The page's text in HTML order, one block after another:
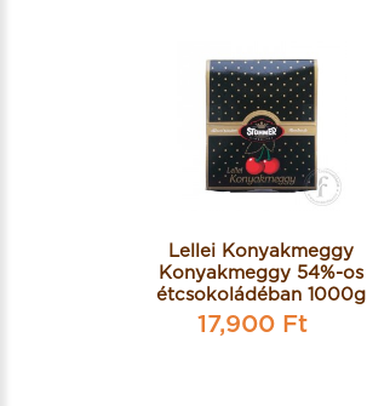
Lellei Konyakmeggy
Konyakmeggy 54%-os
étcsokoládéban 1000g
17,900 Ft